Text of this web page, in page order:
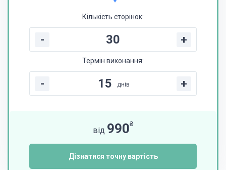
Кількість сторінок:
- +
Термін виконання:
- днів +
від 990₴
Дізнатися точну вартість